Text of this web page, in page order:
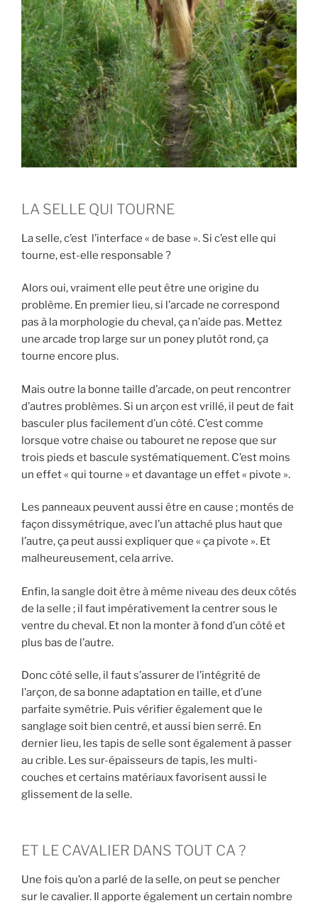
LA SELLE QUI TOURNE
La selle, c’est l’interface « de base ». Si c’est elle qui
tourne, est-elle responsable ?
Alors oui, vraiment elle peut être une origine du
problème. En premier lieu, si l’arcade ne correspond
pas à la morphologie du cheval, ça n’aide pas. Mettez
une arcade trop large sur un poney plutôt rond, ça
tourne encore plus.
Mais outre la bonne taille d’arcade, on peut rencontrer
d’autres problèmes. Si un arçon est vrillé, il peut de fait
basculer plus facilement d’un côté. C’est comme
lorsque votre chaise ou tabouret ne repose que sur
trois pieds et bascule systématiquement. C’est moins
un effet « qui tourne » et davantage un effet « pivote ».
Les panneaux peuvent aussi être en cause ; montés de
façon dissymétrique, avec l’un attaché plus haut que
l’autre, ça peut aussi expliquer que « ça pivote ». Et
malheureusement, cela arrive.
Enfin, la sangle doit être à même niveau des deux côtés
de la selle ; il faut impérativement la centrer sous le
ventre du cheval. Et non la monter à fond d’un côté et
plus bas de l’autre.
Donc côté selle, il faut s’assurer de l’intégrité de
l’arçon, de sa bonne adaptation en taille, et d’une
parfaite symétrie. Puis vérifier également que le
sanglage soit bien centré, et aussi bien serré. En
dernier lieu, les tapis de selle sont également à passer
au crible. Les sur-épaisseurs de tapis, les multi-
couches et certains matériaux favorisent aussi le
glissement de la selle.
ET LE CAVALIER DANS TOUT CA ?
Une fois qu’on a parlé de la selle, on peut se pencher
sur le cavalier. Il apporte également un certain nombre